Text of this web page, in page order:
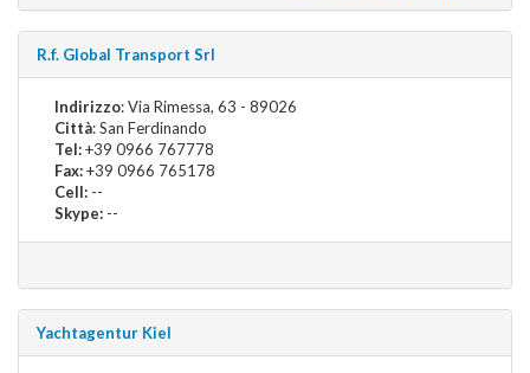
R.f. Global Transport Srl
Indirizzo: Via Rimessa, 63 - 89026
Città: San Ferdinando
Tel:+39 0966 767778
Fax:+39 0966 765178
Cell: --
Skype: --
Yachtagentur Kiel